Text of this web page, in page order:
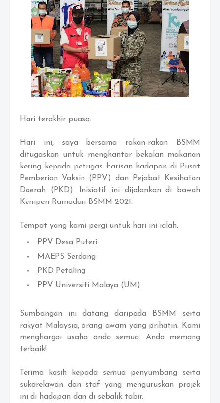
Hari terakhir puasa.
Hari ini, saya bersama rakan-rakan BSMM
ditugaskan untuk menghantar bekalan makanan
kering kepada petugas barisan hadapan di Pusat
Pemberian Vaksin (PPV) dan Pejabat Kesihatan
Daerah (PKD). Inisiatif ini dijalankan di bawah
Kempen Ramadan BSMM 2021.
Tempat yang kami pergi untuk hari ini ialah:
PPV Desa Puteri
MAEPS Serdang
PKD Petaling
PPV Universiti Malaya (UM)
Sumbangan ini datang daripada BSMM serta
rakyat Malaysia, orang awam yang prihatin. Kami
menghargai usaha anda semua. Anda memang
terbaik!
Terima kasih kepada semua penyumbang serta
sukarelawan dan staf yang menguruskan projek
ini di hadapan dan di sebalik tabir.